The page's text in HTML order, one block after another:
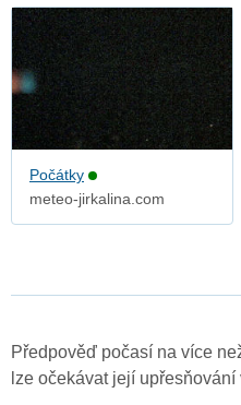
Počátky
meteo-jirkalina.com
Předpověď počasí na více
lze očekávat její